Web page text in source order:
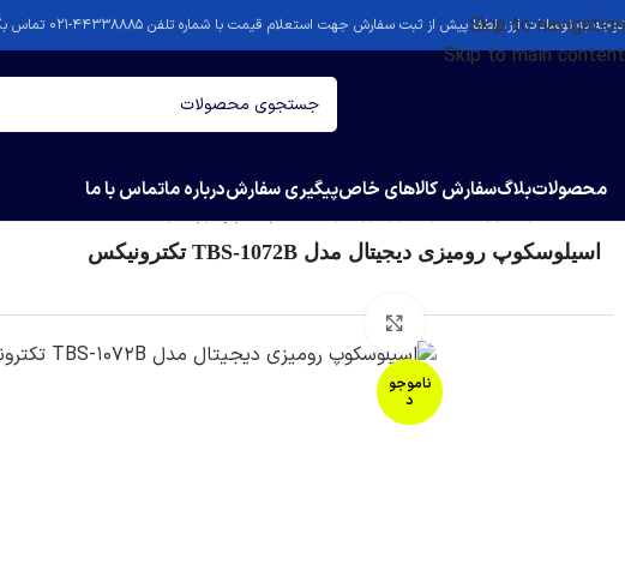
Skip to navigation
Skip to main content
به نوسانات ارز، لطفا پیش از ثبت سفارش جهت استعلام قیمت با شماره تلفن ۴۴۳۳۸۸۸۵-۰۲۱ تماس بگیرید.
محصولاتبلاگسفارش کالاهای خاصپیگیری سفارشدرباره ماتماس با ما
اسیلوسکوپ رومیزی دیجیتال مدل TBS-1072B تکترونیکس
ناموجو
د
بزرگنمایی تصویر